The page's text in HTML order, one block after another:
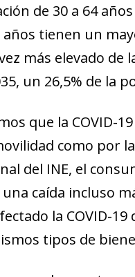
de 30 a 64
años tienen un
más elevado de
un 26,5% de la
que la COVID-
como por
del INE, el
una caída incluso
la COVID-
tipos de